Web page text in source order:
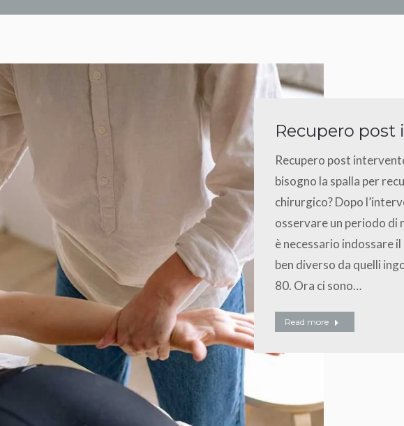
Recupero post
Recupero post
bisogno la spalla per
chirurgico? Dopo
osservare un periodo di
è necessario indossare
ben diverso da quelli
80. Ora ci sono…
Read more